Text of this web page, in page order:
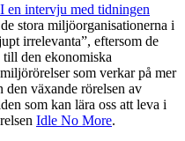
I en intervju med tidningen
stora miljöorganisationerna i
irrelevanta”, eftersom de
den ekonomiska
som verkar på mer
växande rörelsen av
som kan lära oss att leva i
Idle No More.